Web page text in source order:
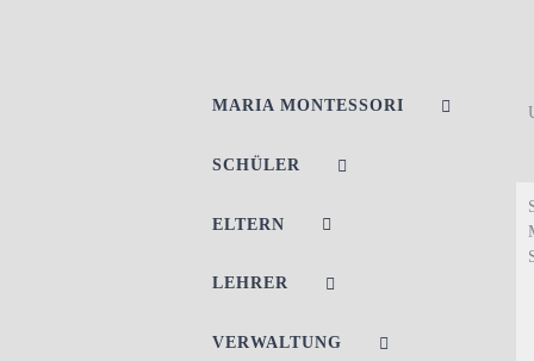
MARIA MONTESSORI
SCHÜLER
ELTERN
LEHRER
VERWALTUNG